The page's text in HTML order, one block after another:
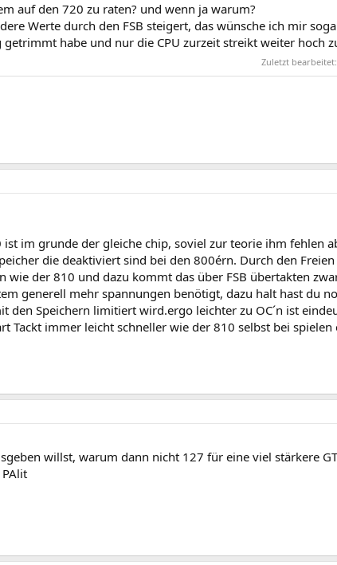
auf den 720 zu raten? und wenn ja warum?
Werte durch den FSB steigert, das wünsche ich mir
habe und nur die CPU zurzeit streikt weiter hoch
Zuletzt bearbeitet:
im grunde der gleiche chip, soviel zur teorie ihm fehlen
die deaktiviert sind bei den 800érn. Durch den
wie der 810 und dazu kommt das über FSB übertakten
generell mehr spannungen benötigt, dazu halt hast du
den Speichern limitiert wird.ergo leichter zu OC´n ist
Tackt immer leicht schneller wie der 810 selbst bei spielen
willst, warum dann nicht 127 für eine viel stärkere